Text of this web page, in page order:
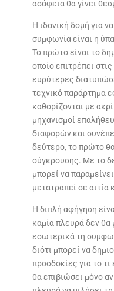
ασάφεια θα γίνει
Η ιδανική δομή για
συμφωνία είναι η
Το πρώτο είναι το
οποίο επιτρέπει
ευρύτερες
τεχνικό παράρτημα
καθορίζονται με
μηχανισμοί
διαφορών και
δεύτερο, το πρώτο θα
σύγκρουσης. Με το
μπορεί να
μετατραπεί σε αιτία
Η διπλή αφήγηση
καμία πλευρά δεν θα
εσωτερικά τη
διότι μπορεί να
προσδοκίες για το
θα επιβιώσει μόνο